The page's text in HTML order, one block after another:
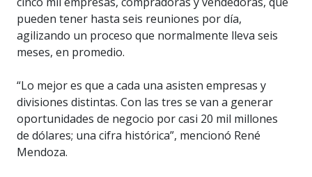
pueden tener hasta seis reuniones por día,
agilizando un proceso que normalmente lleva seis
meses, en promedio.
“Lo mejor es que a cada una asisten empresas y
divisiones distintas. Con las tres se van a generar
oportunidades de negocio por casi 20 mil millones
de dólares; una cifra histórica”, mencionó René
Mendoza.